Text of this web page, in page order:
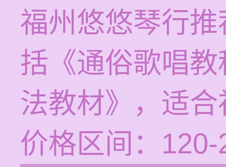
福州悠悠琴行
括《通俗歌唱
法教材》，适
价格区间：